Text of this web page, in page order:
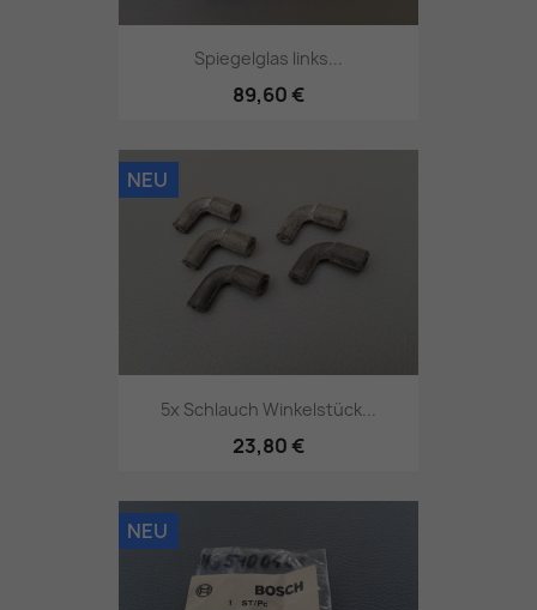
Spiegelglas links...
89,60 €
5x Schlauch Winkelstück...
23,80 €
NEU
NEU